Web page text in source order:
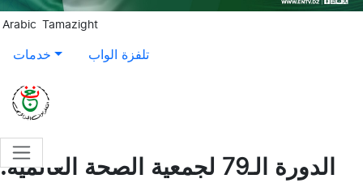
Arabic Tamazight
خدمات تلفزة الواب
الدورة الـ79 لجمعية الصحة العالمية: